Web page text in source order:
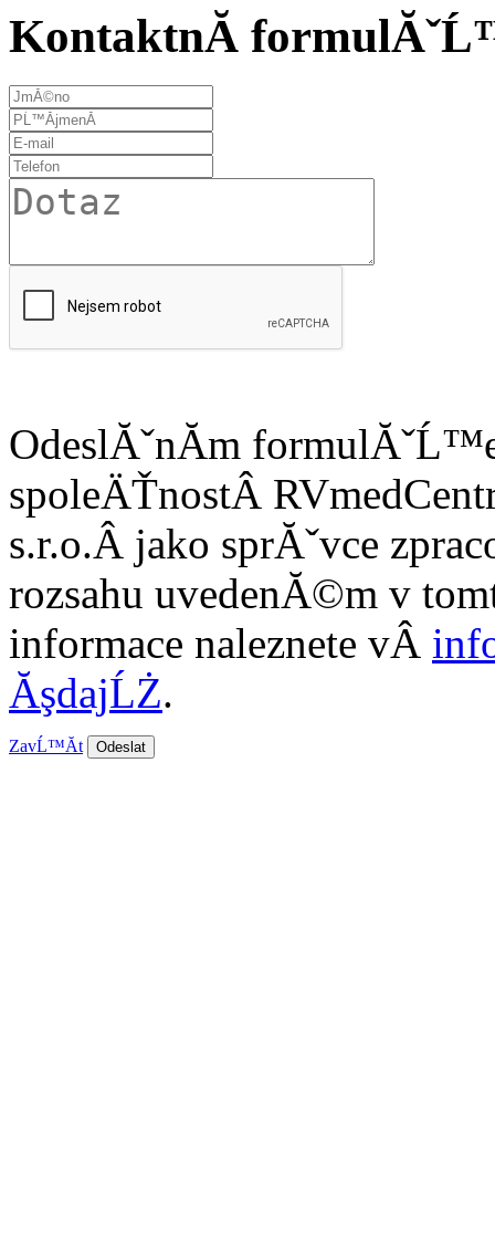
KontaktnĂ­
OdeslĂˇnĂ­m
spoleÄŤnostÂ
s.r.o.Â jako sprĂˇvce
rozsahu uvedenĂ©m v
informace naleznete vÂ
ĂşdajĹŻ.
ZavĹ™Ă­t Odeslat